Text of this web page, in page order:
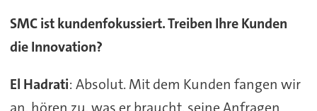
SMC ist kundenfokussiert. Treiben Ihre Kunden
die Innovation?
El Hadrati: Absolut. Mit dem Kunden fangen wir
an, hören zu, was er braucht, seine Anfragen